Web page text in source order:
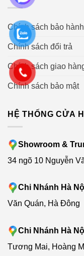
Chính sách bảo hành
Chính sách đổi trả
Chính sách giao
Chính sách bảo mật
HỆ THỐNG CỬA
Showroom &
34 ngõ 10 Nguyễn
Chi Nhánh Hà
Văn Quán, Hà Đông
Chi Nhánh Hà
Tương Mai, Hoàng